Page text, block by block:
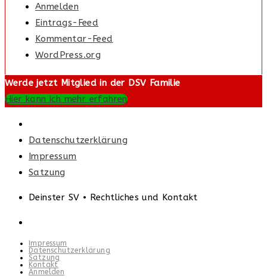
Anmelden
Eintrags-Feed
Kommentar-Feed
WordPress.org
Werde jetzt Mitglied in der DSV Familie
Hier kann ich mehr erfahren
Datenschutzerklärung
Impressum
Satzung
Deinster SV • Rechtliches und Kontakt
Impressum
Datenschutzerklärung
Satzung
Kontakt
Anmelden